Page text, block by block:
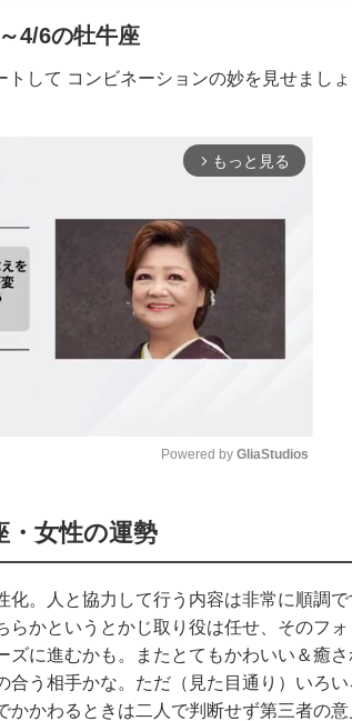
4/6の牡牛座
して コンビネーションの妙を見せましょ
arrow_forward_ios もっと見る
Powered by GliaStudios
・女性の運勢
化。人と協力して行う内容は非常に順調
らかというとかじ取り役は任せ、そのフ
ズに進むかも。またとてもかわいい＆癒
う相手かな。ただ（見た目通り）いろい
かかわるときは二人で判断せず第三者の意